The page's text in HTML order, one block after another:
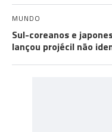
MUNDO
Sul-coreanos e
lançou projécil não